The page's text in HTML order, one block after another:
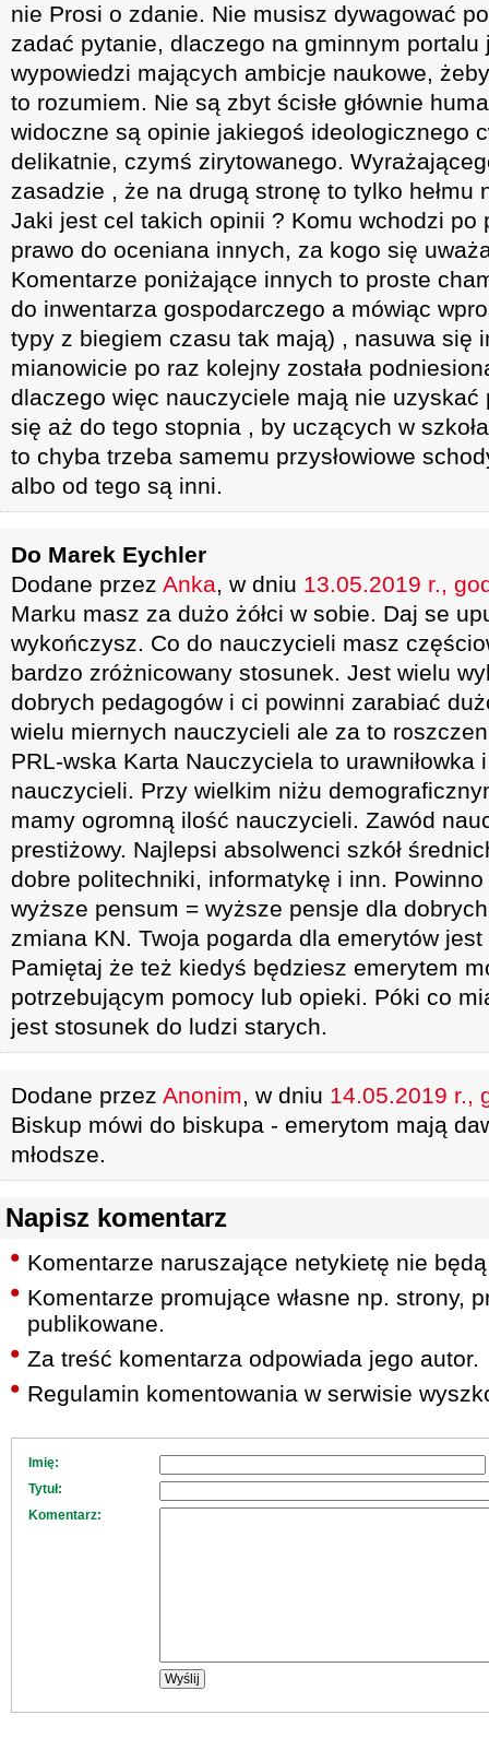
nie Prosi o zdanie. Nie musisz dywagować
zadać pytanie, dlaczego na gminnym portalu
wypowiedzi mających ambicje naukowe,
to rozumiem. Nie są zbyt ścisłe głównie
widoczne są opinie jakiegoś ideologicznego
delikatnie, czymś zirytowanego.
zasadzie , że na drugą stronę to tylko hełmu
Jaki jest cel takich opinii ? Komu wchodzi po
prawo do oceniana innych, za kogo się
Komentarze poniżające innych to proste
do inwentarza gospodarczego a mówiąc
typy z biegiem czasu tak mają) , nasuwa się
mianowicie po raz kolejny została
dlaczego więc nauczyciele mają nie uzyskać
się aż do tego stopnia , by uczących w
to chyba trzeba samemu przysłowiowe
albo od tego są inni.
Do Marek Eychler
Dodane przez Anka, w dniu 13.05.2019 r.,
Marku masz za dużo żółci w sobie. Daj se
wykończysz. Co do nauczycieli masz
bardzo zróżnicowany stosunek. Jest wielu
dobrych pedagogów i ci powinni zarabiać
wielu miernych nauczycieli ale za to
PRL-wska Karta Nauczyciela to
nauczycieli. Przy wielkim niżu
mamy ogromną ilość nauczycieli. Zawód
prestiżowy. Najlepsi absolwenci szkół
dobre politechniki, informatykę i inn.
wyższe pensum = wyższe pensje dla
zmiana KN. Twoja pogarda dla emerytów
Pamiętaj że też kiedyś będziesz emerytem
potrzebującym pomocy lub opieki. Póki co
jest stosunek do ludzi starych.
Dodane przez Anonim, w dniu 14.05.2019 r.,
Biskup mówi do biskupa - emerytom mają
młodsze.
Napisz komentarz
Komentarze naruszające netykietę nie
Komentarze promujące własne np. strony,
publikowane.
Za treść komentarza odpowiada jego autor.
Regulamin komentowania w serwisie
Imię:
Tytuł:
Komentarz: